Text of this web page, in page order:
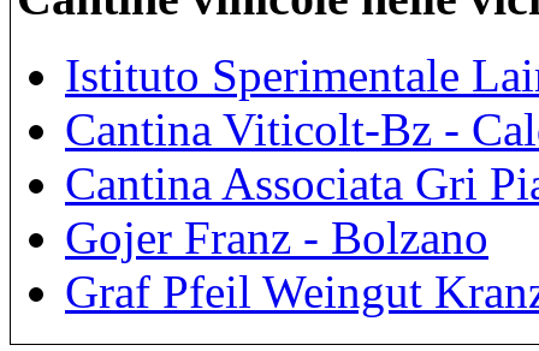
Istituto Sperimentale
Cantina Viticolt-Bz -
Cantina Associata Gri
Gojer Franz - Bolzano
Graf Pfeil Weingut